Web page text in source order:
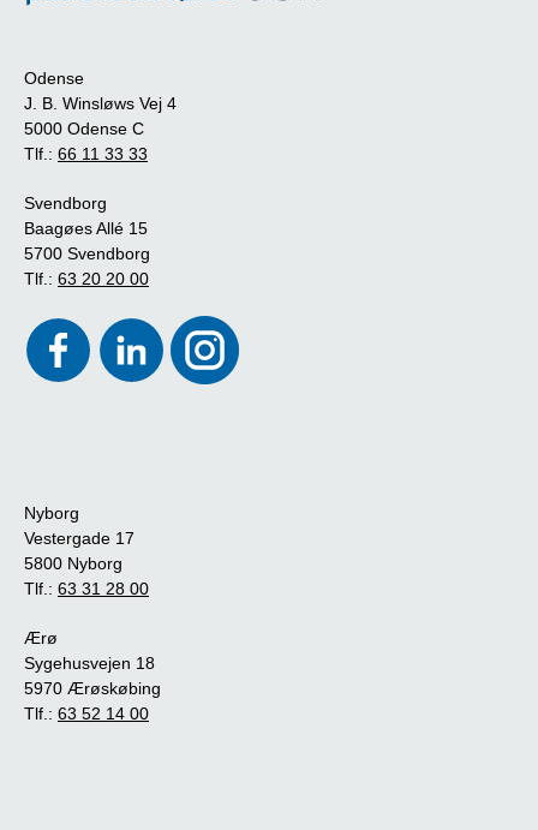
Odense
J. B. Winsløws Vej 4
5000 Odense C
Tlf.: 66 11 33 33
Svendborg
Baagøes Allé 15
5700 Svendborg
Tlf.: 63 20 20 00
Nyborg
Vestergade 17
5800 Nyborg
Tlf.: 63 31 28 00
Ærø
Sygehusvejen 18
5970 Ærøskøbing
Tlf.: 63 52 14 00